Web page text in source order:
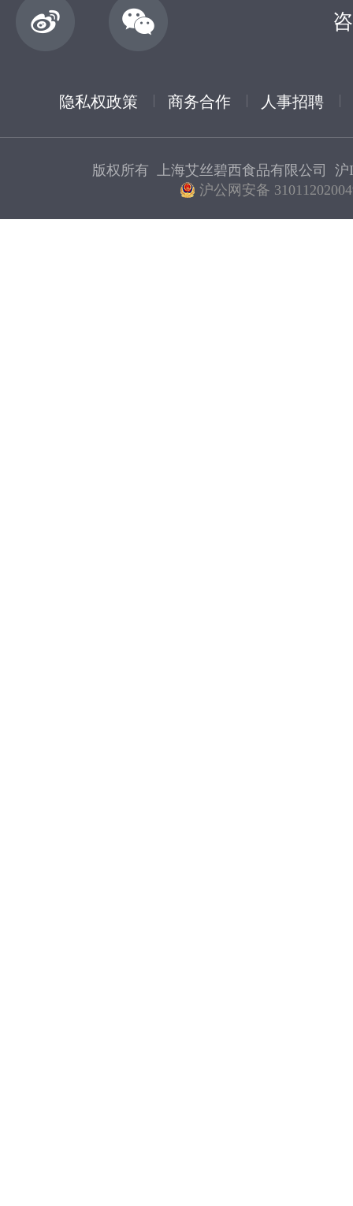
隐私权政策 商务合作 人事招聘
版权所有 上海艾丝碧西食品有限公司 沪
沪公网安备